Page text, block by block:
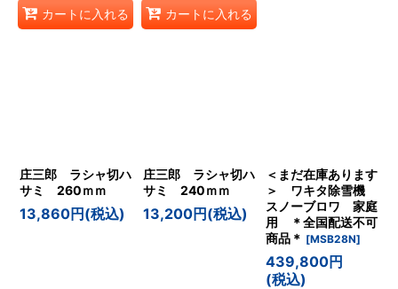
カートに入れる カートに入れる
庄三郎 ラシャ切ハ
サミ 260ｍｍ
13,860円 (税込)
庄三郎 ラシャ切ハ
サミ 240ｍｍ
13,200円 (税込)
＜まだ在庫あります
＞ ワキタ除雪機
スノーブロワ 家庭
用 ＊全国配送不可
商品＊ [MSB28N]
439,800円
(税込)